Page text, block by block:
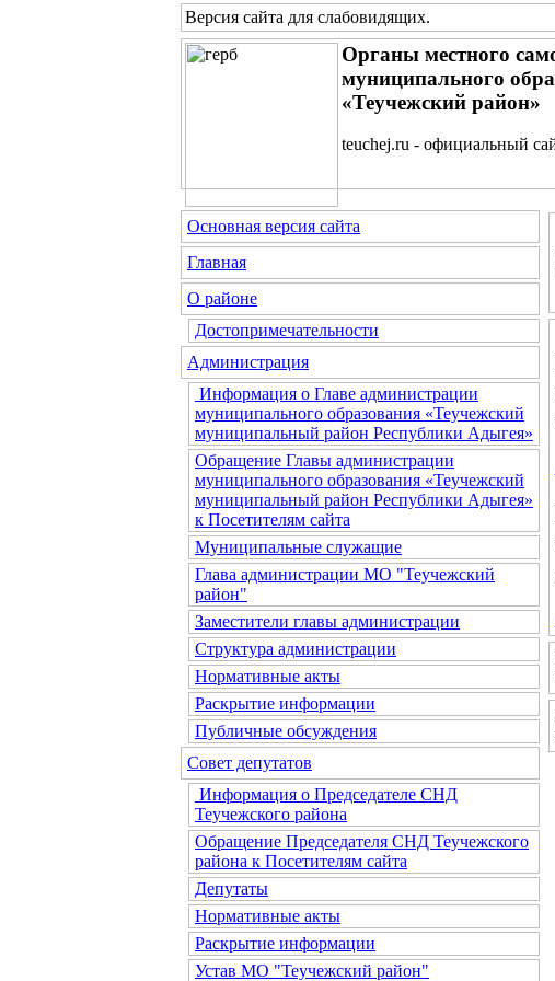
Версия сайта для слабовидящих.
Органы местного
муниципального
«Теучежский район»
teuchej.ru - официальный
Основная версия сайта
Главная
О районе
Достопримечательности
Администрация
Информация о Главе администрации
муниципального образования «Теучежский
муниципальный район Республики Адыгея»
Обращение Главы администрации
муниципального образования «Теучежский
муниципальный район Республики Адыгея»
к Посетителям сайта
Муниципальные служащие
Глава администрации МО "Теучежский
район"
Заместители главы администрации
Структура администрации
Нормативные акты
Раскрытие информации
Публичные обсуждения
Совет депутатов
Информация о Председателе СНД
Теучежского района
Обращение Председателя СНД Теучежского
района к Посетителям сайта
Депутаты
Нормативные акты
Раскрытие информации
Устав МО "Теучежский район"